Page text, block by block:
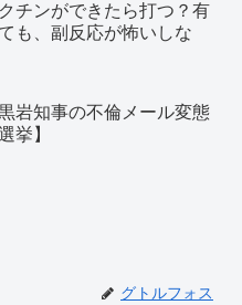
チンができたら打つ？有
も、副反応が怖いしな
岩知事の不倫メール変態
挙】
グトルフォス